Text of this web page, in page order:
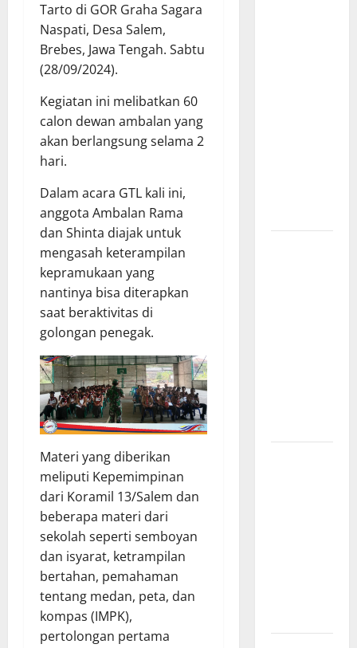
Tarto di GOR Graha Sagara
Naspati, Desa Salem,
Brebes, Jawa Tengah. Sabtu
(28/09/2024).
Kegiatan ini melibatkan 60
calon dewan ambalan yang
akan berlangsung selama 2
hari.
Dalam acara GTL kali ini,
anggota Ambalan Rama
dan Shinta diajak untuk
mengasah keterampilan
kepramukaan yang
nantinya bisa diterapkan
saat beraktivitas di
golongan penegak.
Materi yang diberikan
meliputi Kepemimpinan
dari Koramil 13/Salem dan
beberapa materi dari
sekolah seperti semboyan
dan isyarat, ketrampilan
bertahan, pemahaman
tentang medan, peta, dan
kompas (IMPK),
pertolongan pertama